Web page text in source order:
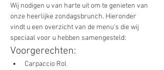
Wij nodigen u van harte uit om te genieten van
onze heerlijke zondagsbrunch. Hieronder
vindt u een overzicht van de menu's die wij
speciaal voor u hebben samengesteld:
Voorgerechten:
Carpaccio Rol